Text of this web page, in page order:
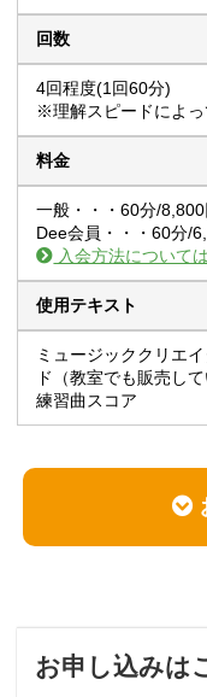
回数
4回程度(1回60分)
※理解スピードによ
料金
一般・・・60分/
Dee会員・・・60分/
入会方法について
使用テキスト
ミュージッククリエ
ド（教室でも販売し
練習曲スコア
お申し込みは